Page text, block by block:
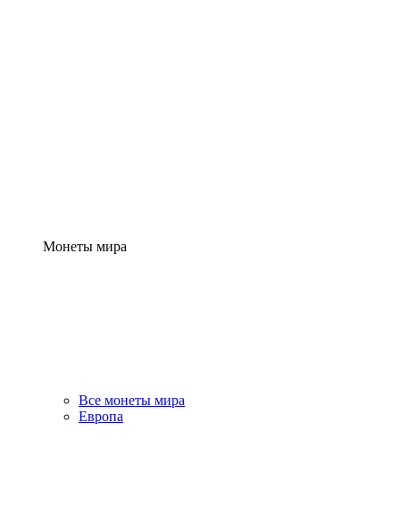
Монеты мира
Все монеты мира
Европа